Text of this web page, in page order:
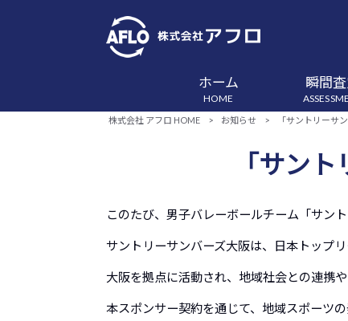
ホーム
HOME
瞬間
株式会社 アフロ HOME > お知らせ > 「サントリーサ
「サン
このたび、男子バレーボールチーム「サン
サントリーサンバーズ大阪は、日本トップ
大阪を拠点に活動され、地域社会との連携
本スポンサー契約を通じて、地域スポーツ